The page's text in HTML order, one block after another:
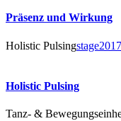
Präsenz und Wirkung
Holistic Pulsingstage2017
Holistic Pulsing
Tanz- &